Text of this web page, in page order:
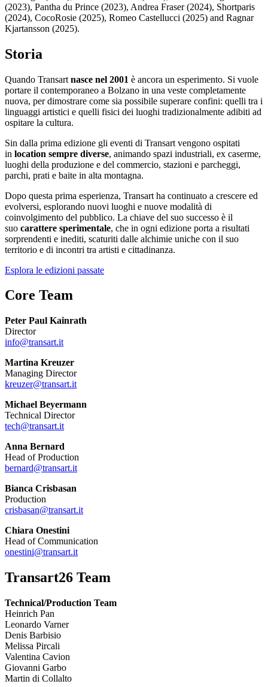
(2023), Pantha du Prince (2023), Andrea Fraser (2024), Shortparis
(2024), CocoRosie (2025), Romeo Castellucci (2025) and Ragnar
Kjartansson (2025).
Storia
Quando Transart nasce nel 2001 è ancora un esperimento. Si vuole
portare il contemporaneo a Bolzano in una veste completamente
nuova, per dimostrare come sia possibile superare confini: quelli tra i
linguaggi artistici e quelli fisici dei luoghi tradizionalmente adibiti ad
ospitare la cultura.
Sin dalla prima edizione gli eventi di Transart vengono ospitati
in location sempre diverse, animando spazi industriali, ex caserme,
luoghi della produzione e del commercio, stazioni e parcheggi,
parchi, prati e baite in alta montagna.
Dopo questa prima esperienza, Transart ha continuato a crescere ed
evolversi, esplorando nuovi luoghi e nuove modalità di
coinvolgimento del pubblico. La chiave del suo successo è il
suo carattere sperimentale, che in ogni edizione porta a risultati
sorprendenti e inediti, scaturiti dalle alchimie uniche con il suo
territorio e di incontri tra artisti e cittadinanza.
Esplora le edizioni passate
Core Team
Peter Paul Kainrath
Director
info@transart.it
Martina Kreuzer
Managing Director
kreuzer@transart.it
Michael Beyermann
Technical Director
tech@transart.it
Anna Bernard
Head of Production
bernard@transart.it
Bianca Crisbasan
Production
crisbasan@transart.it
Chiara Onestini
Head of Communication
onestini@transart.it
Transart26 Team
Technical/Production Team
Heinrich Pan
Leonardo Varner
Denis Barbisio
Melissa Pircali
Valentina Cavion
Giovanni Garbo
Martin di Collalto